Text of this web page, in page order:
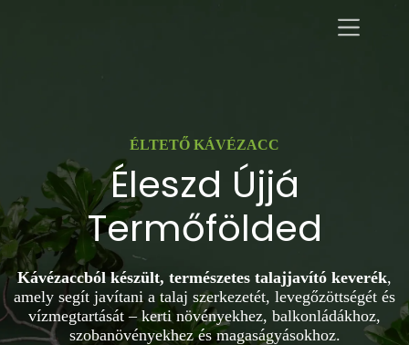
ÉLTETŐ KÁVÉZACC
Éleszd Újjá
Termőfölded
Kávézaccból készült, természetes talajjavító keverék,
amely segít javítani a talaj szerkezetét, levegőzöttségét és
vízmegtartását – kerti növényekhez, balkonládákhoz,
szobanövényekhez és magaságyásokhoz.